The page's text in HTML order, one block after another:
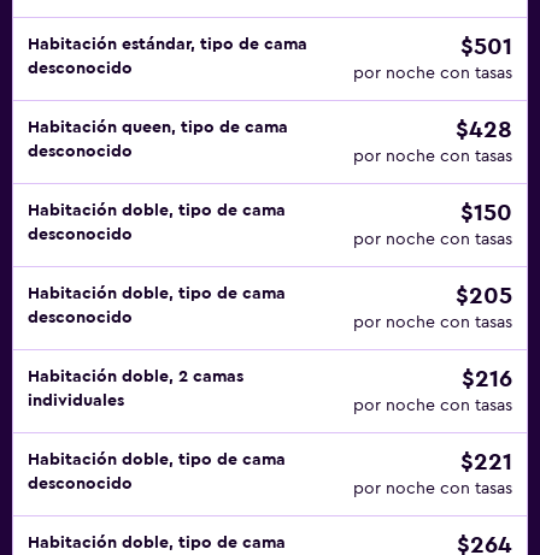
Habitación estándar, tipo de cama
desconocido
$501
por noche con tasas
Habitación queen, tipo de cama
desconocido
$428
por noche con tasas
Habitación doble, tipo de cama
desconocido
$150
por noche con tasas
Habitación doble, tipo de cama
desconocido
$205
por noche con tasas
Habitación doble, 2 camas
individuales
$216
por noche con tasas
Habitación doble, tipo de cama
desconocido
$221
por noche con tasas
Habitación doble, tipo de cama $264